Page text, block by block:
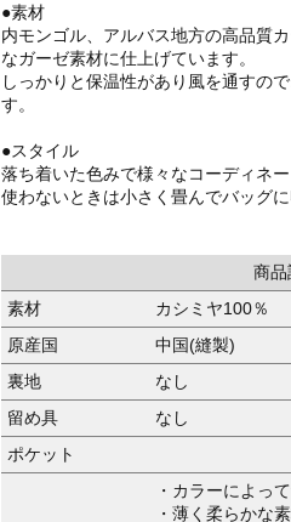
●素材
内モンゴル、アルバス地方の高品質
なガーゼ素材に仕上げています。
しっかりと保温性があり風を通すの
す。
●スタイル
落ち着いた色みで様々なコーディネ
使わないときは小さく畳んでバッグに
商品
素材
カシミヤ100％
原産国
中国(縫製)
裏地
なし
留め具
なし
ポケット
・カラーによっ
・薄く柔らかな